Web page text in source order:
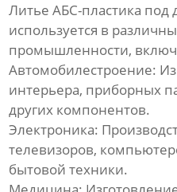
Литье АБС-пластика под
используется в
промышленности,
Автомобилестроение:
интерьера, приборных
других компонентов.
Электроника:
телевизоров,
бытовой техники.